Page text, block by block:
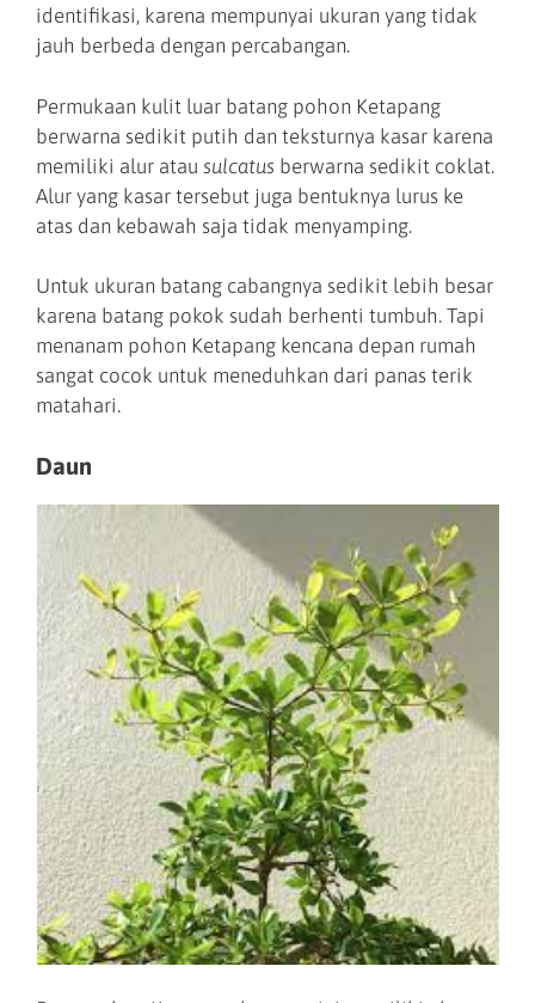
identifikasi, karena mempunyai ukuran yang tidak
jauh berbeda dengan percabangan.
Permukaan kulit luar batang pohon Ketapang
berwarna sedikit putih dan teksturnya kasar karena
memiliki alur atau sulcatus berwarna sedikit coklat.
Alur yang kasar tersebut juga bentuknya lurus ke
atas dan kebawah saja tidak menyamping.
Untuk ukuran batang cabangnya sedikit lebih besar
karena batang pokok sudah berhenti tumbuh. Tapi
menanam pohon Ketapang kencana depan rumah
sangat cocok untuk meneduhkan dari panas terik
matahari.
Daun